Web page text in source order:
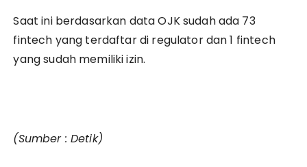
Saat ini berdasarkan data OJK sudah ada 73
fintech yang terdaftar di regulator dan 1 fintech
yang sudah memiliki izin.
(Sumber : Detik)